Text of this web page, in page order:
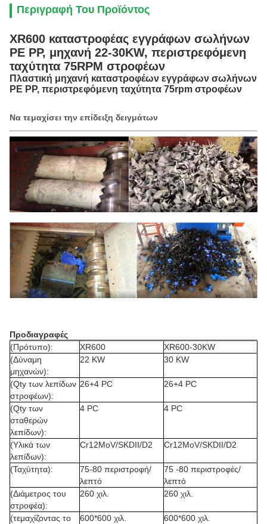
Περιγραφή Του Προϊόντος
XR600 καταστροφέας εγγράφων σωλήνων
PE PP, μηχανή 22-30KW, περιστρεφόμενη
ταχύτητα 75RPM στροφέων
Πλαστική μηχανή καταστροφέων εγγράφων σωλήνων
PE PP, περιστρεφόμενη ταχύτητα 75rpm στροφέων
Να τεμαχίσει την επίδειξη δειγμάτων
Προδιαγραφές
(Πρότυπο):
XR600
XR600-30KW
(Δύναμη
μηχανών):
22 KW 30 KW
(Qty των λεπίδων
στροφέων):
26+4 PC 26+4 PC
(Qty των
σταθερών
λεπίδων):
4 PC 4 PC
(Υλικά των
λεπίδων):
Cr12MoV/SKDII/D2 Cr12MoV/SKDII/D2
(Ταχύτητα):
75-80 περιστροφή/
λεπτό
75 -80 περιστροφές/
λεπτό
(Διάμετρος του
στροφέα):
260 χιλ. 260 χιλ.
(τεμαχίζοντας το
600*600 χιλ. 600*600 χιλ.